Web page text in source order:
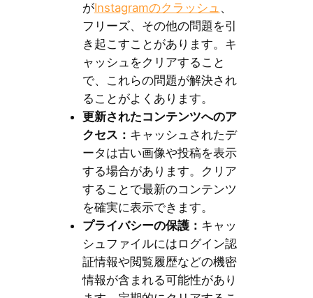
がInstagramのクラッシュ 、
フリーズ、その他の問題を引
き起こすことがあります。キ
ャッシュをクリアすること
で、これらの問題が解決され
ることがよくあります。
更新されたコンテンツへのア
クセス： キャッシュされたデ
ータは古い画像や投稿を表示
する場合があります。クリア
することで最新のコンテンツ
を確実に表示できます。
プライバシーの保護： キャッ
シュファイルにはログイン認
証情報や閲覧履歴などの機密
情報が含まれる可能性があり